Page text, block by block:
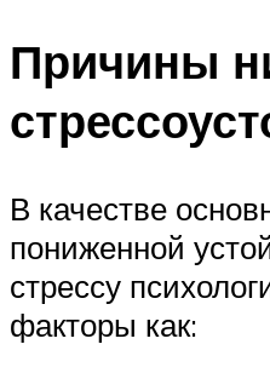
Причины
В качестве
пониженной
стрессу
факторы как: